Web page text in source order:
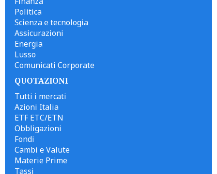
Politica
Scienza e tecnologia
Assicurazioni
Energia
Lusso
Comunicati Corporate
QUOTAZIONI
Tutti i mercati
Azioni Italia
ETF ETC/ETN
Obbligazioni
Fondi
Cambi e Valute
Materie Prime
Tassi